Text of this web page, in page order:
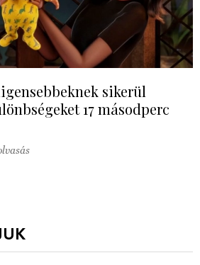
sikerül
17 másodperc